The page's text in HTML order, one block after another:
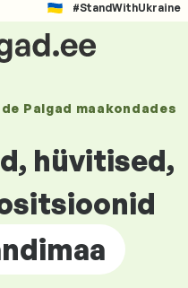
#StandWithUkraine
Palgad maakondades
hüvitised,